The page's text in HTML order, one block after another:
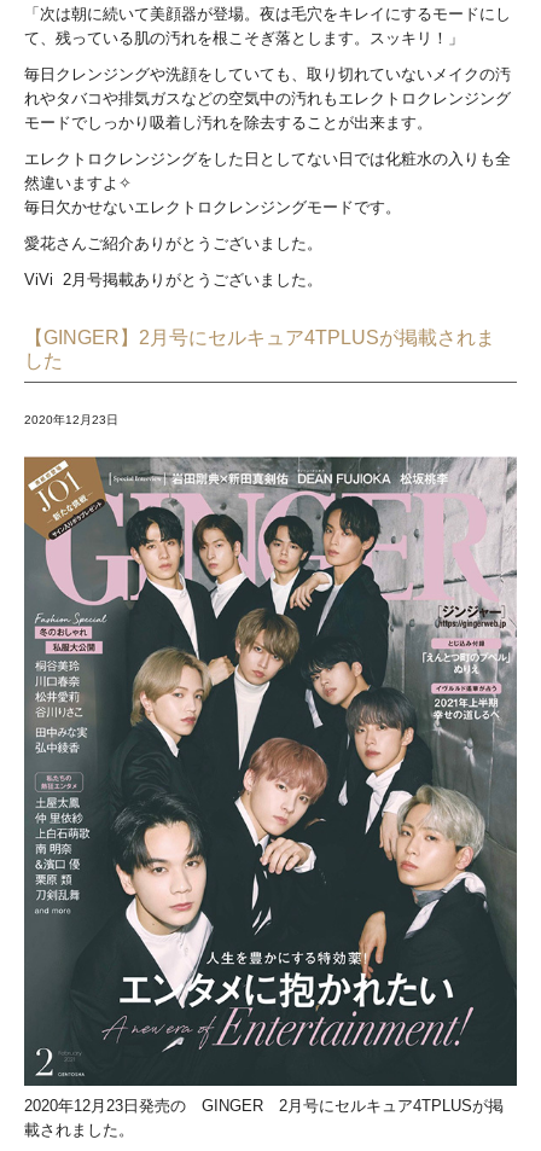
「次は朝に続いて美顔器が登場。夜は毛穴をキレイにするモードにし
て、残っている肌の汚れを根こそぎ落とします。スッキリ！」
毎日クレンジングや洗顔をしていても、取り切れていないメイクの汚
れやタバコや排気ガスなどの空気中の汚れもエレクトロクレンジング
モードでしっかり吸着し汚れを除去することが出来ます。
エレクトロクレンジングをした日としてない日では化粧水の入りも全
然違いますよ✧
毎日欠かせないエレクトロクレンジングモードです。
愛花さんご紹介ありがとうございました。
ViVi 2月号掲載ありがとうございました。
【GINGER】2月号にセルキュア4TPLUSが掲載されま
した
2020年12月23日
2020年12月23日発売の GINGER 2月号にセルキュア4TPLUSが掲
載されました。